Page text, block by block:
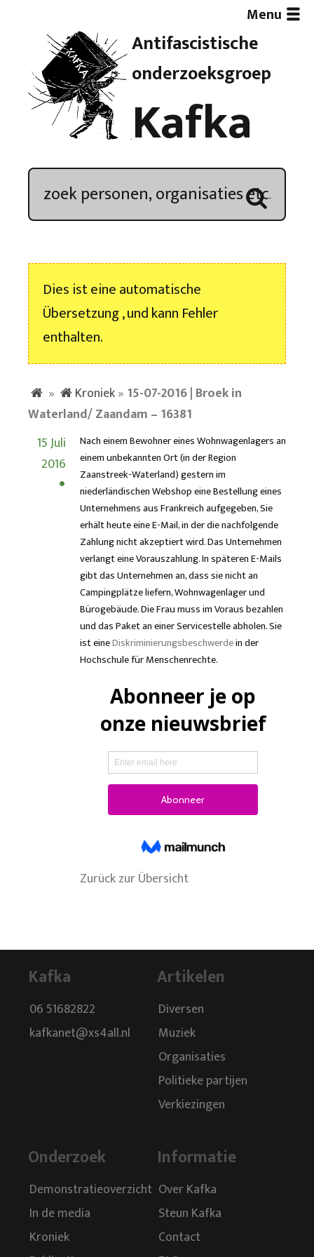
Antifascistische
onderzoeksgroep
Kafka
Menu
Artikelen
Demonstratieoverzicht
Kroniek
Nieuwsbrief
Dies ist eine automatische
Übersetzung , und kann Fehler
enthalten.
» Kroniek» 15-07-2016 | Broek in
Waterland/ Zaandam – 16381
15 Juli
2016
Nach einem Bewohner eines Wohnwagenlagers an
einem unbekannten Ort (in der Region
Zaanstreek-Waterland) gestern im
niederländischen Webshop eine Bestellung eines
Unternehmens aus Frankreich aufgegeben, Sie
erhält heute eine E-Mail, in der die nachfolgende
Zahlung nicht akzeptiert wird. Das Unternehmen
verlangt eine Vorauszahlung. In späteren E-Mails
gibt das Unternehmen an, dass sie nicht an
Campingplätze liefern, Wohnwagenlager und
Bürogebäude. Die Frau muss im Voraus bezahlen
und das Paket an einer Servicestelle abholen. Sie
ist eineDiskriminierungsbeschwerdein der
Hochschule für Menschenrechte.
Zurück zur Übersicht
Kafka
06 51682822
kafkanet@xs4all.nl
Artikelen
Diversen
Muziek
Organisaties
Politieke partijen
Verkiezingen
Onderzoek
Demonstratieoverzicht
In de media
Kroniek
Informatie
Over Kafka
Steun Kafka
Contact